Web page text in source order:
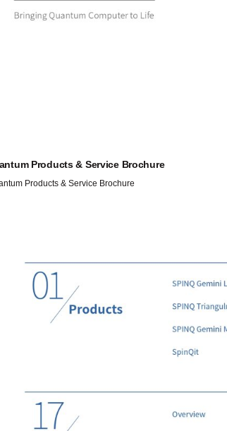
Products & Service Brochure
Products & Service Brochure